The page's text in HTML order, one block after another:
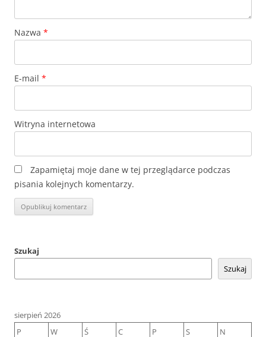
Nazwa *
E-mail *
Witryna internetowa
Zapamiętaj moje dane w tej przeglądarce podczas
pisania kolejnych komentarzy.
Szukaj
Szukaj
sierpień 2026
P
W Ś C P S
N